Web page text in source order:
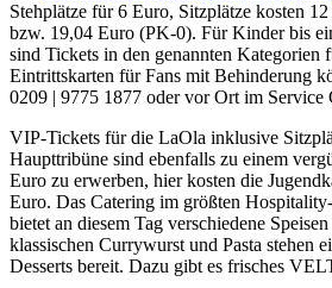
Stehplätze für 6 Euro, Sitzplätze kosten
bzw. 19,04 Euro (PK-0). Für Kinder bis
sind Tickets in den genannten Kategorien
Eintrittskarten für Fans mit Behinderung
0209 | 9775 1877 oder vor Ort im Service
VIP-Tickets für die LaOla inklusive
Haupttribüne sind ebenfalls zu einem
Euro zu erwerben, hier kosten die
Euro. Das Catering im größten
bietet an diesem Tag verschiedene
klassischen Currywurst und Pasta stehen
Desserts bereit. Dazu gibt es frisches